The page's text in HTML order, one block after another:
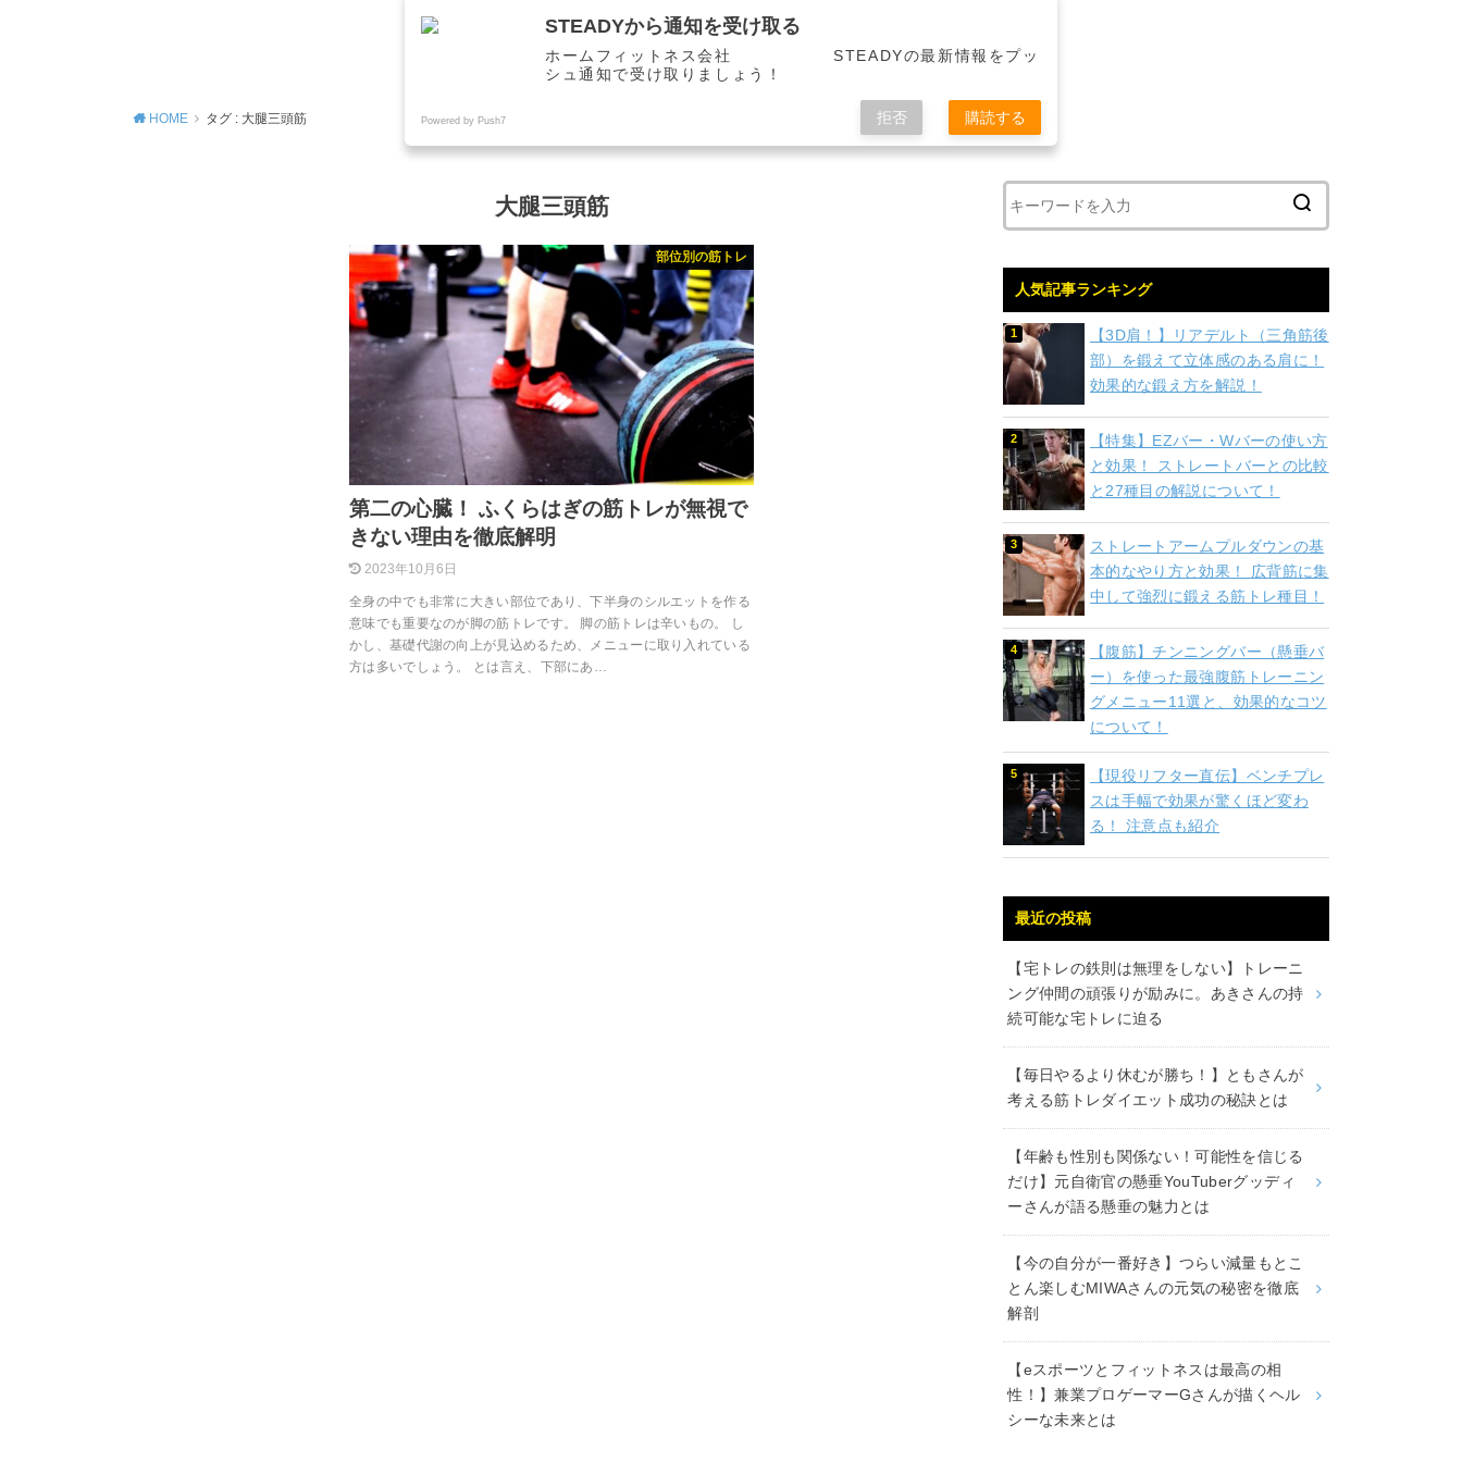
HOME タグ : 大腿三頭筋
大腿三頭筋
部位別の筋トレ
第二の心臓！ ふくらはぎの筋トレが無視で
きない理由を徹底解明
2023年10月6日
全身の中でも非常に大きい部位であり、下半身のシルエットを作る
意味でも重要なのが脚の筋トレです。 脚の筋トレは辛いもの。 し
かし、基礎代謝の向上が見込めるため、メニューに取り入れている
方は多いでしょう。 とは言え、下部にあ…
人気記事ランキング
【3D肩！】リアデルト（三角筋後
部）を鍛えて立体感のある肩に！
効果的な鍛え方を解説！
【特集】EZバー・Wバーの使い方
と効果！ ストレートバーとの比較
と27種目の解説について！
ストレートアームプルダウンの基
本的なやり方と効果！ 広背筋に集
中して強烈に鍛える筋トレ種目！
【腹筋】チンニングバー（懸垂バ
ー）を使った最強腹筋トレーニン
グメニュー11選と、効果的なコツ
について！
【現役リフター直伝】ベンチプレ
スは手幅で効果が驚くほど変わ
る！ 注意点も紹介
最近の投稿
【宅トレの鉄則は無理をしない】トレーニ
ング仲間の頑張りが励みに。あきさんの持
続可能な宅トレに迫る
【毎日やるより休むが勝ち！】ともさんが
考える筋トレダイエット成功の秘訣とは
【年齢も性別も関係ない！可能性を信じる
だけ】元自衛官の懸垂YouTuberグッディ
ーさんが語る懸垂の魅力とは
【今の自分が一番好き】つらい減量もとこ
とん楽しむMIWAさんの元気の秘密を徹底
解剖
【eスポーツとフィットネスは最高の相
性！】兼業プロゲーマーGさんが描くヘル
シーな未来とは
STEADYから通知を受け取る
ホームフィットネス会社 STEADYの最新情報をプッ
シュ通知で受け取りましょう！
Powered by Push7 拒否 購読する